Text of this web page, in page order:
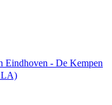
Eindhoven - De Kempen